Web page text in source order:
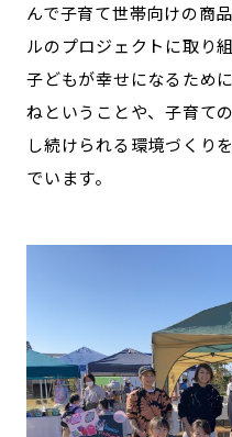
んで子育て世帯向けの商
ルのプロジェクトに取り
子どもが幸せになるため
ねということや、子育て
し続けられる環境づくり
でいます。